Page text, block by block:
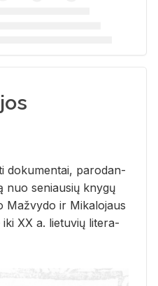
do­ku­men­tai, pa­ro­dan­
nuo se­niau­sių kny­gų
Ma­žvy­do ir Mi­ka­lo­jaus
iki XX a. lie­tu­vių li­te­ra­